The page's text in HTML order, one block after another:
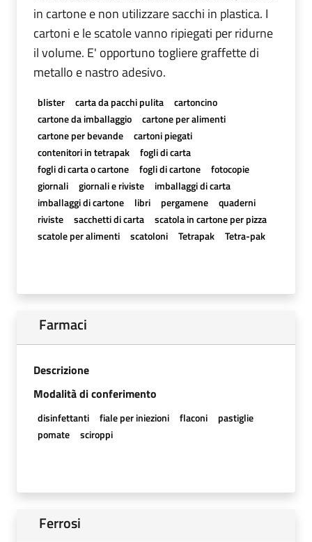
in cartone e non utilizzare sacchi in plastica. I
cartoni e le scatole vanno ripiegati per ridurne
il volume. E' opportuno togliere graffette di
metallo e nastro adesivo.
blister carta da pacchi pulita
cartoncino
cartone da imballaggio
cartone per alimenti
cartone per bevande
cartoni piegati
contenitori in tetrapak
fogli di carta
fogli di carta o cartone
fogli di cartone
fotocopie
giornali
giornali e riviste
imballaggi di carta
imballaggi di cartone
libri pergamene
quaderni
riviste
sacchetti di carta
scatola in cartone per pizza
scatole per alimenti
scatoloni Tetrapak Tetra-pak
Farmaci
Descrizione
Modalità di conferimento
disinfettanti fiale per iniezioni flaconi
pastiglie
pomate
sciroppi
Ferrosi